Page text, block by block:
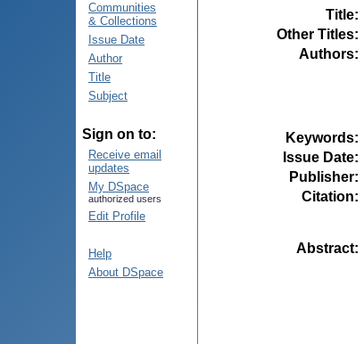
Communities
& Collections
Issue Date
Author
Title
Subject
Sign on to:
Receive email
updates
My DSpace
authorized users
Edit Profile
Help
About DSpace
Title:
Other Titles:
Authors:
Keywords:
Issue Date:
Publisher:
Citation:
Abstract: